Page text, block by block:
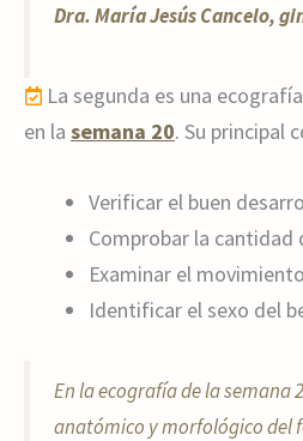
Dra. María Jesús Cancelo,
La segunda es una
en la semana 20. Su principal
Verificar el buen
Comprobar la
Examinar el
Identificar el sexo del
En la ecografía de la semana
anatómico y morfológico del